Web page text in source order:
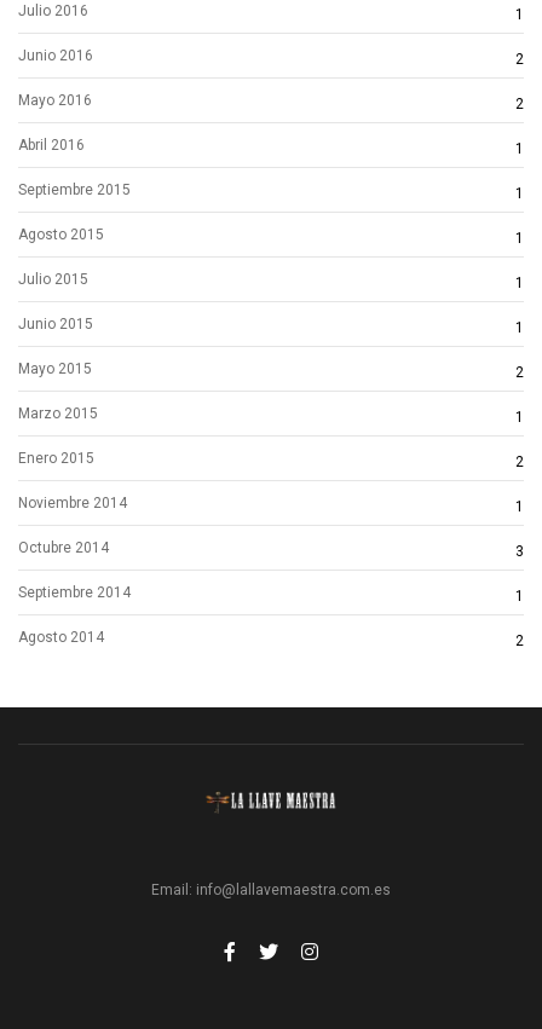
Julio 2016 1
Junio 2016 2
Mayo 2016 2
Abril 2016 1
Septiembre 2015 1
Agosto 2015 1
Julio 2015 1
Junio 2015 1
Mayo 2015 2
Marzo 2015 1
Enero 2015 2
Noviembre 2014 1
Octubre 2014 3
Septiembre 2014 1
Agosto 2014 2
Email: info@lallavemaestra.com.es